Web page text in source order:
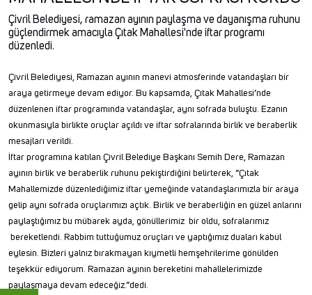
Çivril Belediyesi, ramazan ayının paylaşma ve dayanışma ruhunu
güçlendirmek amacıyla Çıtak Mahallesi'nde iftar programı
düzenledi.
Çivril Belediyesi, Ramazan ayının manevi atmosferinde vatandaşları bir
araya getirmeye devam ediyor. Bu kapsamda, Çıtak Mahallesi’nde
düzenlenen iftar programında vatandaşlar, aynı sofrada buluştu. Ezanın
okunmasıyla birlikte oruçlar açıldı ve iftar sofralarında birlik ve beraberlik
mesajları verildi.
İftar programına katılan Çivril Belediye Başkanı Semih Dere, Ramazan
ayının birlik ve beraberlik ruhunu pekiştirdiğini belirterek, “Çıtak
Mahallemizde düzenlediğimiz iftar yemeğinde vatandaşlarımızla bir araya
gelip aynı sofrada oruçlarımızı açtık. Birlik ve beraberliğin en güzel anlarını
paylaştığımız bu mübarek ayda, gönüllerimiz bir oldu, sofralarımız
bereketlendi. Rabbim tuttuğumuz oruçları ve yaptığımız duaları kabul
eylesin. Bizleri yalnız bırakmayan kıymetli hemşehrilerime gönülden
teşekkür ediyorum. Ramazan ayının bereketini mahallelerimizde
paylaşmaya devam edeceğiz.”dedi.